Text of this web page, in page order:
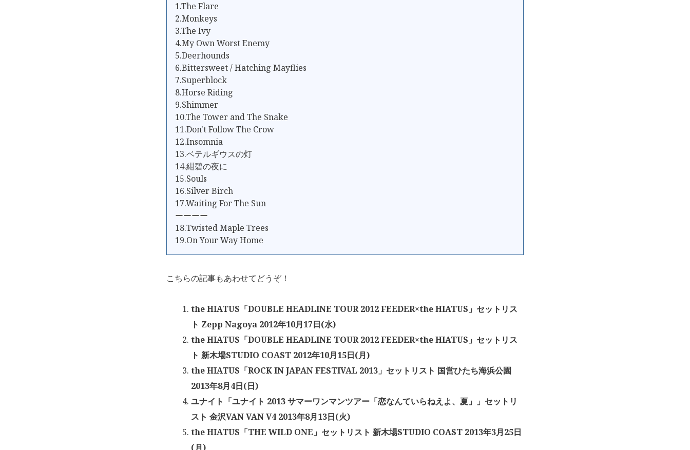
1.The Flare
2.Monkeys
3.The Ivy
4.My Own Worst Enemy
5.Deerhounds
6.Bittersweet / Hatching Mayflies
7.Superblock
8.Horse Riding
9.Shimmer
10.The Tower and The Snake
11.Don't Follow The Crow
12.Insomnia
13.ベテルギウスの灯
14.紺碧の夜に
15.Souls
16.Silver Birch
17.Waiting For The Sun
ーーーー
18.Twisted Maple Trees
19.On Your Way Home
こちらの記事もあわせてどうぞ！
the HIATUS「DOUBLE HEADLINE TOUR 2012 FEEDER×the HIATUS」セットリス
ト Zepp Nagoya 2012年10月17日(水)
the HIATUS「DOUBLE HEADLINE TOUR 2012 FEEDER×the HIATUS」セットリス
ト 新木場STUDIO COAST 2012年10月15日(月)
the HIATUS「ROCK IN JAPAN FESTIVAL 2013」セットリスト 国営ひたち海浜公園
2013年8月4日(日)
ユナイト「ユナイト 2013 サマーワンマンツアー「恋なんていらねえよ、夏」」セットリ
スト 金沢VAN VAN V4 2013年8月13日(火)
the HIATUS「THE WILD ONE」セットリスト 新木場STUDIO COAST 2013年3月25日
(月)